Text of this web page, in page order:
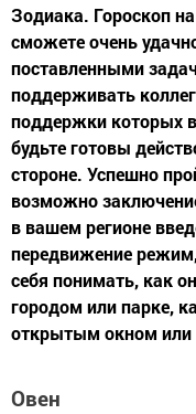
Зодиака. Гороскоп
сможете очень
поставленными
поддерживать
поддержки которых
будьте готовы
стороне. Успешно
возможно
в вашем регионе
передвижение
себя понимать, как
городом или парке,
открытым окном или
Овен